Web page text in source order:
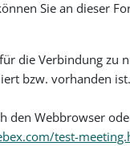
Sie an dieser
die Verbindung zu
bzw. vorhanden ist.
den Webbrowser
test-